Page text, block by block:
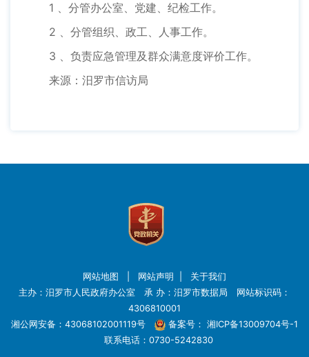
1 、分管办公室、党建、纪检工作。
2 、分管组织、政工、人事工作。
3 、负责应急管理及群众满意度评价工作。
来源：汨罗市信访局
网站地图 网站声明
关于我们
主办：汨罗市人民政府办公室 承 办：汨罗市数据局 网站标识码：
4306810001
湘公网安备：43068102001119号
备案号： 湘ICP备13009704号-1
联系电话：0730-5242830